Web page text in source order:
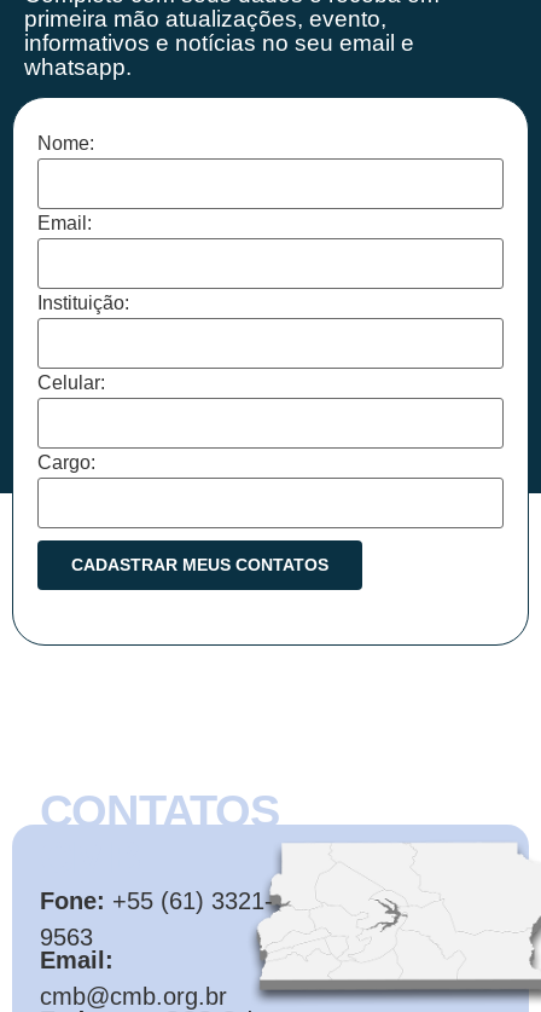
primeira mão atualizações, evento,
informativos e notícias no seu email e
whatsapp.
Nome:
Email:
Instituição:
Celular:
Cargo:
CONTATOS
Fone: +55 (61) 3321-
9563
Email:
cmb@cmb.org.br